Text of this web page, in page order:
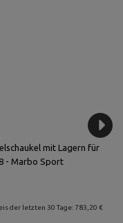
mit Lagern für
- Marbo Sport
der letzten 30 Tage: 783,20 €